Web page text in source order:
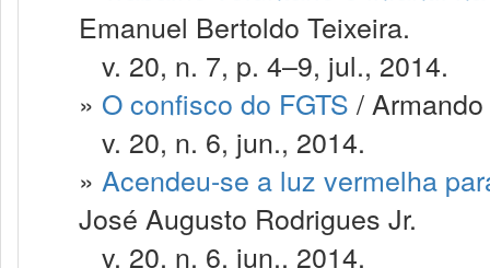
Emanuel Bertoldo Teixeira.
v. 20, n. 7, p. 4–9, jul., 2014.
» O confisco do FGTS /
v. 20, n. 6, jun., 2014.
» Acendeu-se a luz vermelha
José Augusto Rodrigues Jr.
v. 20, n. 6, jun., 2014.